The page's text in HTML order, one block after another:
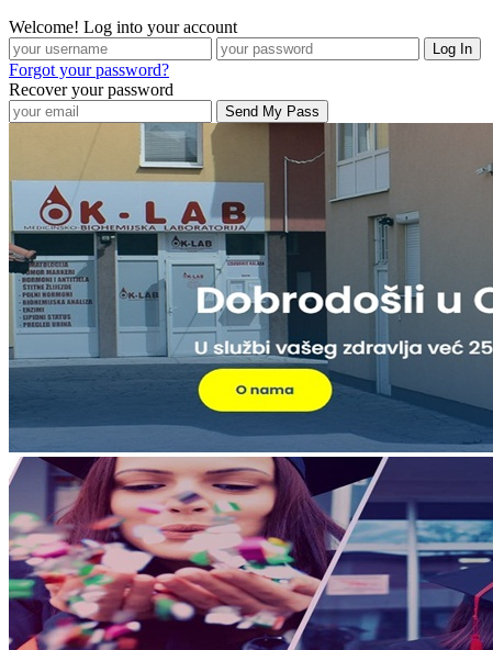
Welcome! Log into your account
Forgot your password?
Recover your password